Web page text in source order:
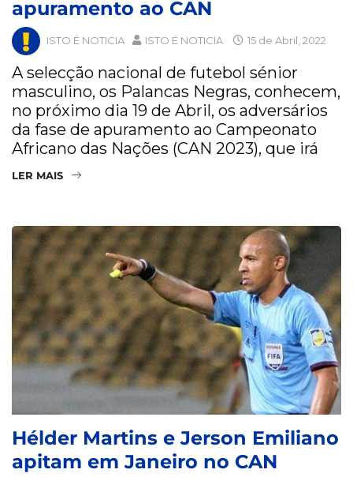
apuramento ao CAN
ISTO É NOTICIA ISTO É NOTICIA 15 de Abril, 2022
A selecção nacional de futebol sénior
masculino, os Palancas Negras, conhecem,
no próximo dia 19 de Abril, os adversários
da fase de apuramento ao Campeonato
Africano das Nações (CAN 2023), que irá
LER MAIS
Hélder Martins e Jerson Emiliano
apitam em Janeiro no CAN